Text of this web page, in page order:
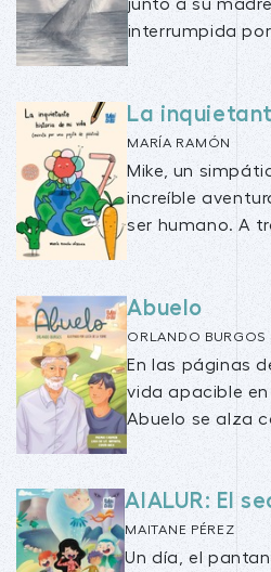
junto a su
interrumpida
La
MARÍA RAMÓN
Mike, un
increíble
ser humano. A
Abuelo
ORLANDO BURGOS
En las páginas
vida apacible
Abuelo se alza
AIALUR: El
MAITANE PÉREZ
Un día, el